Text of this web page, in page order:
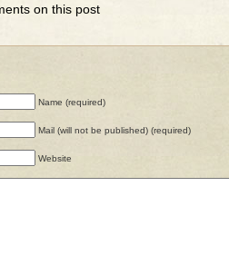
on this post
Name (required)
Mail (will not be published) (required)
Website